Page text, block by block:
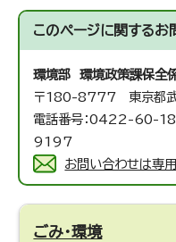
このページに関するお
環境部 環境政策課保全
〒180-8777 東京都
電話番号：0422-60-
9197
お問い合わせは専
ごみ・環境